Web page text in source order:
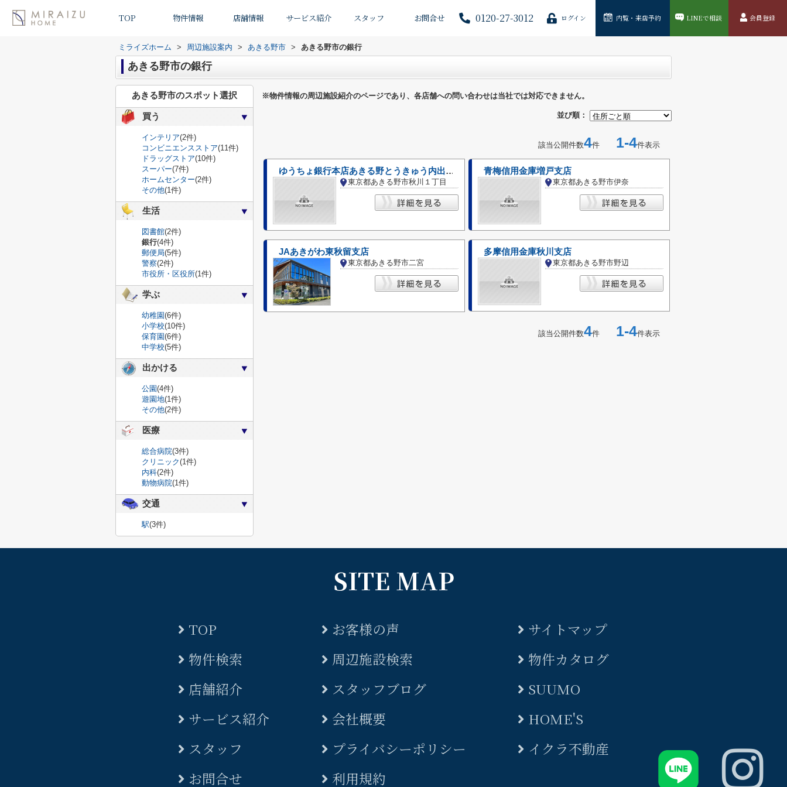
TOP 物件情報 店舗情報 サービス紹介 スタッフ お問合せ 0120-27-3012 ログイン 内覧・来店予約 LINEで相談 会員登録
ミライズホーム > 周辺施設案内 > あきる野市 > あきる野市の銀行
あきる野市の銀行
※物件情報の周辺施設紹介のページであり、各店舗への問い合わせは当社では対応できません。
並び順：
該当公開件数4件 1-4件表示
ゆうちょ銀行本店あきる野とうきゅう内出張所
東京都あきる野市秋川１丁目
青梅信用金庫増戸支店
東京都あきる野市伊奈
JAあきがわ東秋留支店
東京都あきる野市二宮
多摩信用金庫秋川支店
東京都あきる野市野辺
該当公開件数4件 1-4件表示
あきる野市のスポット選択
買う
インテリア(2件)
コンビニエンスストア(11件)
ドラッグストア(10件)
スーパー(7件)
ホームセンター(2件)
その他(1件)
生活
図書館(2件)
銀行(4件)
郵便局(5件)
警察(2件)
市役所・区役所(1件)
学ぶ
幼稚園(6件)
小学校(10件)
保育園(6件)
中学校(5件)
出かける
公園(4件)
遊園地(1件)
その他(2件)
医療
総合病院(3件)
クリニック(1件)
内科(2件)
動物病院(1件)
交通
駅(3件)
SITE MAP
TOP
物件検索
店舗紹介
サービス紹介
スタッフ
お問合せ
お客様の声
周辺施設検索
スタッフブログ
会社概要
プライバシーポリシー
利用規約
サイトマップ
物件カタログ
SUUMO
HOME'S
イクラ不動産